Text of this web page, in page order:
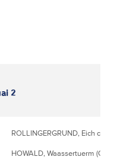
2
ROLLINGERGRUND, Eich centre
HOWALD, Waassertuerm (CIPA)